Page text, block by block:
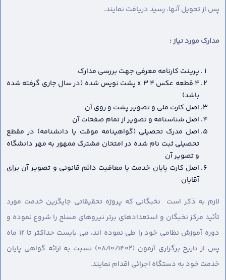
پس از تحویل آنها، رسید دریافت نمایند.
مدارک مورد نیاز :
پرینت کارنامه معرفی جهت بررسی مدارک
4 قطعه عکس 4 x 3 پشت نویس شده (در سال جاری گرفته شده
باشد)
اصل کارت ملی و تصویر پشت و روی آن
اصل شناسنامه و تصویر از تمام صفحات آن
اصل مدرک تحصیلی (گواهینامه موقت یا دانشنامه) در مقطع
تحصیلی ثبت نام شده در امتحان مشترک ممهور به مهر دانشگاه
و تصویر آن
اصل کارت پایان خدمت یا معافیت دائم قانونی و تصویر آن برای
آقایان
لازم به ذکر است نخبگانی که پروژه تحقیقاتی جایگزین خدمت مورد
تأئید مرکز نخبگان و استعدادهای برتر نیروهای مسلح را شروع نموده و
دوره آموزش نظامی خود را طی نموده اند، می بایست حداکثر تا ۱۲ ماه
پس از تاریخ برگزاری آزمون (۰۸/۱۰/۱۴۰۲) نسبت به ارائه گواهی پایان
خدمت خود به دستگاه اجرائی اقدام نمایند.